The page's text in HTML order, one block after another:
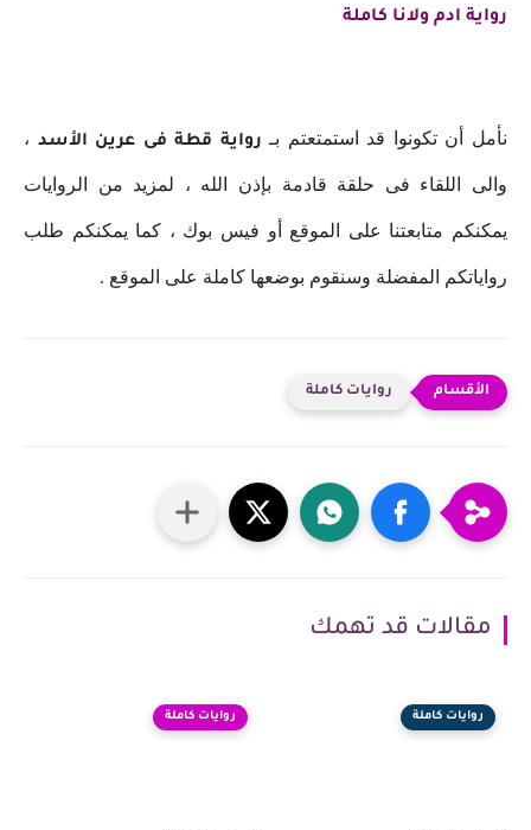
رواية ادم ولانا كاملة
نأمل أن تكونوا قد استمتعتم بـ رواية قطة فى عرين الأسد ،
والى اللقاء فى حلقة قادمة بإذن الله ، لمزيد من الروايات
يمكنكم متابعتنا على الموقع أو فيس بوك ، كما يمكنكم طلب
رواياتكم المفضلة وسنقوم بوضعها كاملة على الموقع .
روايات كاملة
مقالات قد تهمك
روايات كاملة روايات كاملة